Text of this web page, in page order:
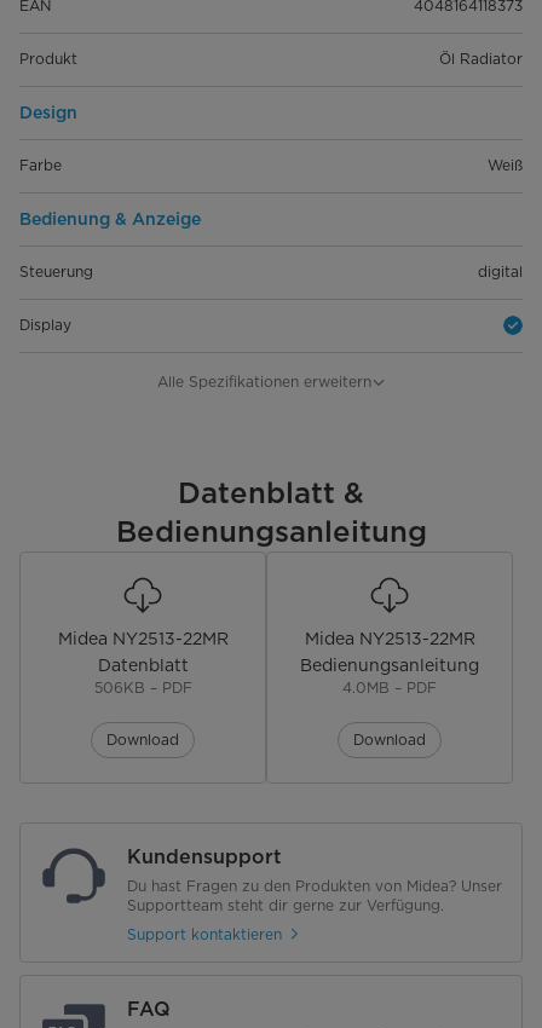
EAN 4048164118373
Produkt Öl Radiator
Design
Farbe Weiß
Bedienung & Anzeige
Steuerung digital
Display
Raumgröße bis zu [m²]
Sicherheit & Reinigung
Sicherheits-Kippschalter
Funktionen
Timer
Thermosicherung
Rippen
Alle Spezifikationen erweitern
Datenblatt &
Bedienungsanleitung
Midea NY2513-22MR
Datenblatt
506KB – PDF
Download
Midea NY2513-22MR
Bedienungsanleitung
4.0MB – PDF
Download
Kundensupport
Du hast Fragen zu den Produkten von Midea? Unser
Supportteam steht dir gerne zur Verfügung.
Support kontaktieren
FAQ